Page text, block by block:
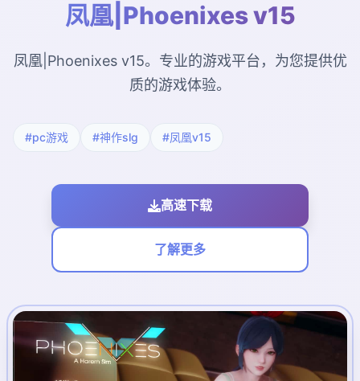
凤凰|Phoenixes v15
凤凰|Phoenixes v15。专业的游戏平台，为您提供优
质的游戏体验。
#pc游戏 #神作slg #凤凰v15
高速下载
了解更多